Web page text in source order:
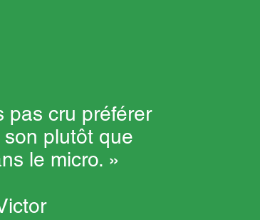
pas cru préférer
plutôt que
le micro. »